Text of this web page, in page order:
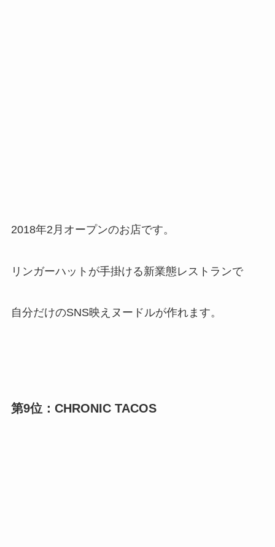
2018年2月オープンのお店です。
リンガーハットが手掛ける新業態レストランで
自分だけのSNS映えヌードルが作れます。
第9位：CHRONIC TACOS